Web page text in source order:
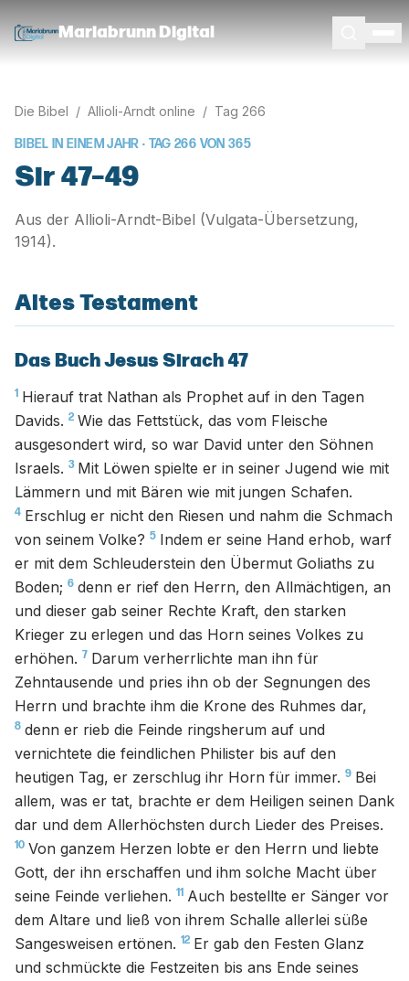
Mariabrunn Digital
Die Bibel / Allioli-Arndt online / Tag 266
BIBEL IN EINEM JAHR · TAG266 VON 365
Sir 47–49
Aus der Allioli-Arndt-Bibel (Vulgata-Übersetzung,
1914).
Altes Testament
Das Buch Jesus Sirach 47
1 Hierauf trat Nathan als Prophet auf in den Tagen
Davids. 2 Wie das Fettstück, das vom Fleische
ausgesondert wird, so war David unter den Söhnen
Israels. 3 Mit Löwen spielte er in seiner Jugend wie mit
Lämmern und mit Bären wie mit jungen Schafen.
4 Erschlug er nicht den Riesen und nahm die Schmach
von seinem Volke? 5 Indem er seine Hand erhob, warf
er mit dem Schleuderstein den Übermut Goliaths zu
Boden; 6 denn er rief den Herrn, den Allmächtigen, an
und dieser gab seiner Rechte Kraft, den starken
Krieger zu erlegen und das Horn seines Volkes zu
erhöhen. 7 Darum verherrlichte man ihn für
Zehntausende und pries ihn ob der Segnungen des
Herrn und brachte ihm die Krone des Ruhmes dar,
8 denn er rieb die Feinde ringsherum auf und
vernichtete die feindlichen Philister bis auf den
heutigen Tag, er zerschlug ihr Horn für immer. 9 Bei
allem, was er tat, brachte er dem Heiligen seinen Dank
dar und dem Allerhöchsten durch Lieder des Preises.
10 Von ganzem Herzen lobte er den Herrn und liebte
Gott, der ihn erschaffen und ihm solche Macht über
seine Feinde verliehen. 11 Auch bestellte er Sänger vor
dem Altare und ließ von ihrem Schalle allerlei süße
Sangesweisen ertönen. 12 Er gab den Festen Glanz
und schmückte die Festzeiten bis ans Ende seines